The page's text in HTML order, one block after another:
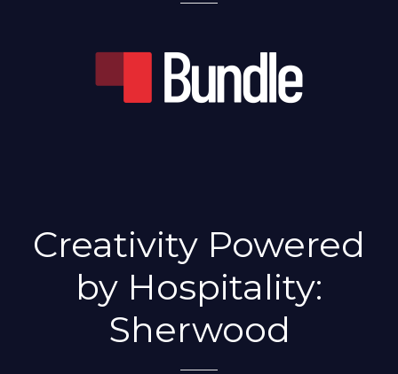
Creativity Powered
by Hospitality:
Sherwood